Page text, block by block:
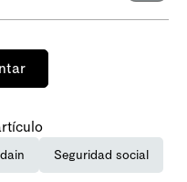
Seguridad social